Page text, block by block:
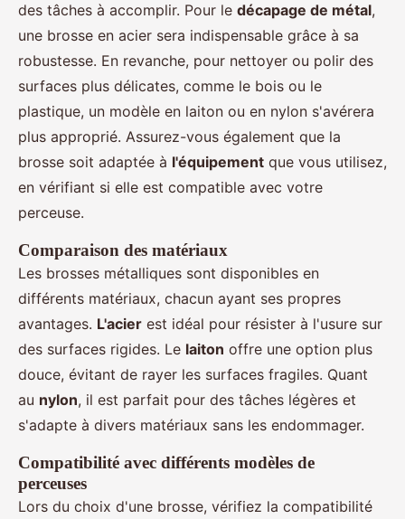
des tâches à accomplir. Pour le décapage de métal,
une brosse en acier sera indispensable grâce à sa
robustesse. En revanche, pour nettoyer ou polir des
surfaces plus délicates, comme le bois ou le
plastique, un modèle en laiton ou en nylon s'avérera
plus approprié. Assurez-vous également que la
brosse soit adaptée à l'équipement que vous utilisez,
en vérifiant si elle est compatible avec votre
perceuse.
Comparaison des matériaux
Les brosses métalliques sont disponibles en
différents matériaux, chacun ayant ses propres
avantages. L'acier est idéal pour résister à l'usure sur
des surfaces rigides. Le laiton offre une option plus
douce, évitant de rayer les surfaces fragiles. Quant
au nylon, il est parfait pour des tâches légères et
s'adapte à divers matériaux sans les endommager.
Compatibilité avec différents modèles de
perceuses
Lors du choix d'une brosse, vérifiez la compatibilité